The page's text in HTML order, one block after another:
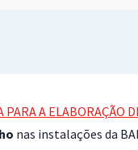
A ELABORAÇÃO
nas instalações da